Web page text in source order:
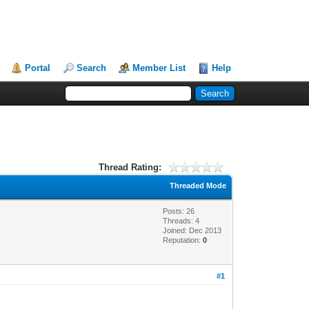
Portal Search Member List Help
Thread Rating:
Threaded Mode
Posts: 26
Threads: 4
Joined: Dec 2013
Reputation:0
#1